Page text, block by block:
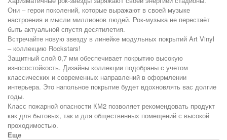
Они – герои поколений, которые выражают в своей музыке
настроения и мысли миллионов людей. Рок-музыка не перестаёт
быть актуальной спустя десятилетия.
Встречайте новую звезду в линейке модульных покрытий Art Vinyl
– коллекцию Rockstars!
Защитный слой 0,7 мм обеспечивает покрытию высокую
износостойкость. Дизайны коллекции подобраны с учетом
классических и современных направлений в оформлении
интерьера. Это напольное покрытие будет вдохновлять вас долгие
годы.
Класс пожарной опасности КМ2 позволяет рекомендовать продукт
как для бытовых, так и для общественных помещений с высокой
проходимостью.
Еще